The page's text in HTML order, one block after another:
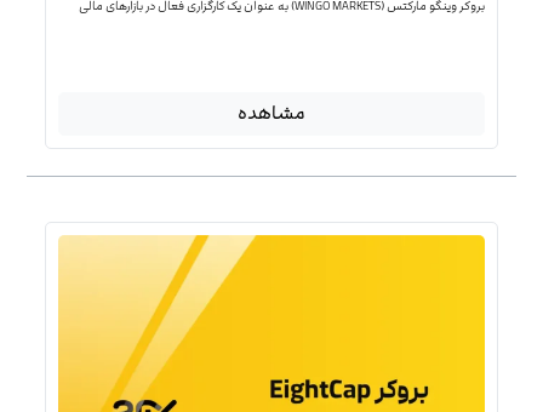
بروکر وینگو مارکتس (WINGO MARKETS) به عنوان یک کارگزاری فعال در بازارهای مالی
مشاهده